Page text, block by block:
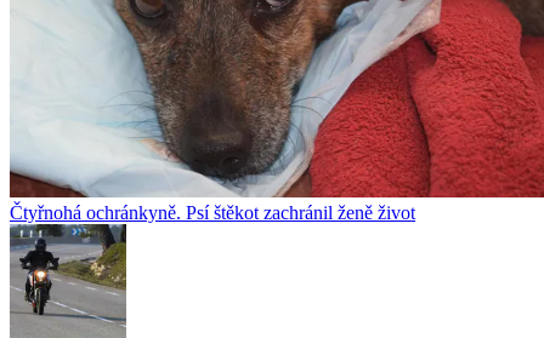
Čtyřnohá ochránkyně. Psí štěkot zachránil ženě život